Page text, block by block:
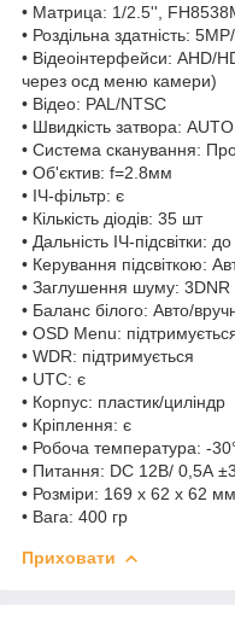
• Матрица: 1/2.5'',
• Роздільна здатність:
• Відеоінтерфейси: AHD/
через осд меню камери)
• Відео: PAL/NTSC
• Швидкість затвора: AUTO
• Система сканування:
• Об'єктив: f=2.8мм
• ІЧ-фільтр: є
• Кількість діодів: 35 шт
• Дальність ІЧ-підсвітки:
• Керування підсвіткою:
• Заглушення шуму: 3DNR
• Баланс білого: Авто/
• OSD Menu:
• WDR: підтримується
• UTC: є
• Корпус: пластик/циліндр
• Кріплення: є
• Робоча температура: -
• Питання: DC 12В/ 0,5А
• Розміри: 169 х 62 x 62 мм
• Вага: 400 гр
Приховати